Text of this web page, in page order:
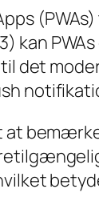
kan
det
at